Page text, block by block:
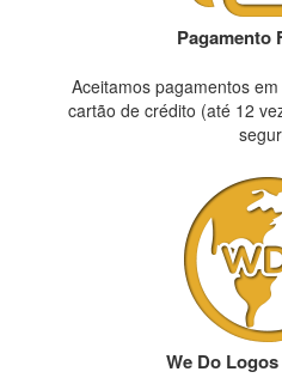
Pagamento
Aceitamos pagamentos
cartão de crédito (até 12
We Do